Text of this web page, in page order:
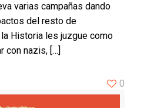
varias campañas dando
del resto de
Historia les juzgue como
con nazis, […]
0